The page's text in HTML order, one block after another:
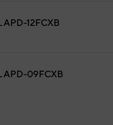
12FCXB
APD-09FCXB